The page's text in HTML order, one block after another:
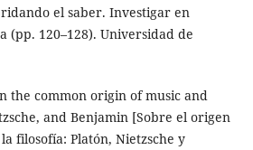
el saber. Investigar en
(pp. 120–128). Universidad de
the common origin of music and
and Benjamin [Sobre el origen
filosofía: Platón, Nietzsche y